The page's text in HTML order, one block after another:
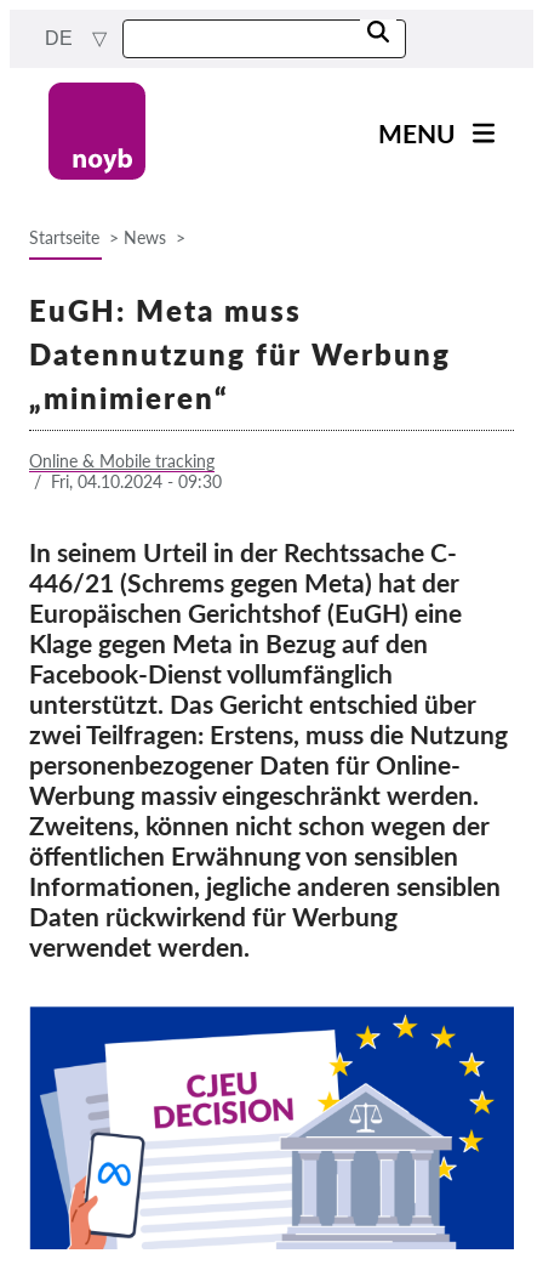
content
DE
MENU
Exercise your rights!
Jetzt Unterstützen!
Mitgliedschaft
Spenden
Sponsoring
Spendenabsetzbarkeit
Member Login
Über uns
Team
Jahresberichte
Jobs
Verbandsklagen
OnionShare
Medien
Kontakt
GDPRhub
Startseite News
EuGH: Meta muss
Datennutzung für Werbung
„minimieren“
Online & Mobile tracking
/ Fri, 04.10.2024 - 09:30
In seinem Urteil in der Rechtssache C-
446/21 (Schrems gegen Meta) hat der
Europäischen Gerichtshof (EuGH) eine
Klage gegen Meta in Bezug auf den
Facebook-Dienst vollumfänglich
unterstützt. Das Gericht entschied über
zwei Teilfragen: Erstens, muss die Nutzung
personenbezogener Daten für Online-
Werbung massiv eingeschränkt werden.
Zweitens, können nicht schon wegen der
öffentlichen Erwähnung von sensiblen
Informationen, jegliche anderen sensiblen
Daten rückwirkend für Werbung
verwendet werden.